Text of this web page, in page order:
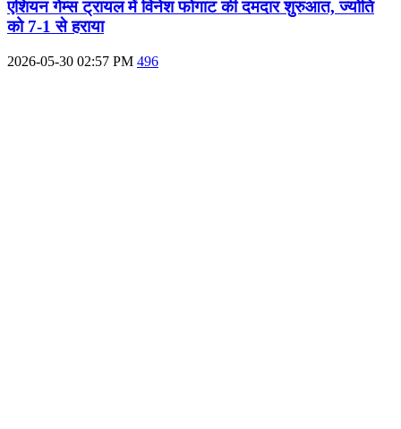
एशियन गेम्स ट्रायल में विनेश फोगाट की दमदार शुरुआत, ज्योति
को 7-1 से हराया
2026-05-30 02:57 PM 496